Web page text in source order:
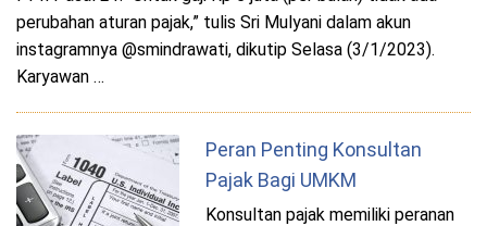
perubahan aturan pajak,” tulis Sri Mulyani dalam akun
instagramnya @smindrawati, dikutip Selasa (3/1/2023).
Karyawan …
Peran Penting Konsultan
Pajak Bagi UMKM
Konsultan pajak memiliki peranan